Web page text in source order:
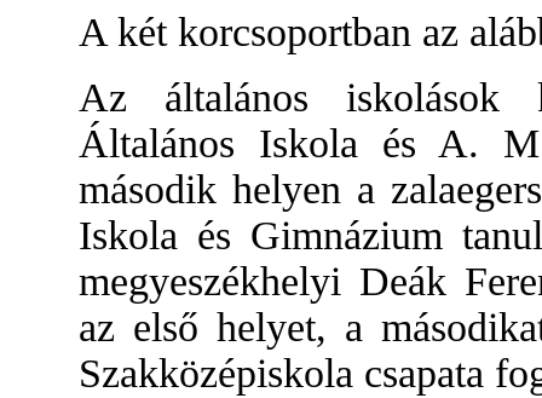
A két korcsoportban az
Az általános iskolások
Általános Iskola és A.
második helyen a
Iskola és Gimnázium
megyeszékhelyi Deák
az első helyet, a
Szakközépiskola csapata